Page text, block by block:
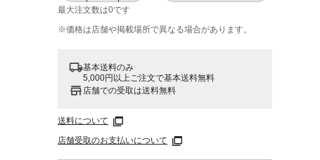
最大注文数は0です
※価格は​店舗や​掲載場所で​異なる​場合が​あります。
基本送料のみ
5,000円以上ご注文で基本送料無料
店舗での受取は送料無料
送料について
店舗受取のお支払いについて